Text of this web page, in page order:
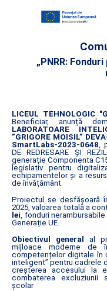
„PNRR:
LICEUL TEHNOLOGIC
Beneficiar, anunță
LABORATOARE
”GRIGORE MOISIL”
SmartLabs-2023-0648,
DE REDRESARE ȘI
generație Componenta
legislativ pentru
echipamentelor și a
de învățământ.
Proiectul se desfășoară
2025, valoarea totală a
lei, fonduri
Generație UE.
Obiectivul general
al
mijloace moderne de
competențelor digitale în
inteligent” pentru cadrele
creșterea accesului la
combaterea excluziunii
școlar